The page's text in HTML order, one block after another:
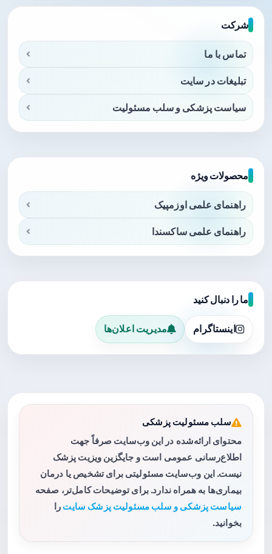
شرکت
تماس با ما
تبلیغات در سایت
سیاست پزشکی و سلب مسئولیت
محصولات ویژه
راهنمای علمی اوزمپیک
راهنمای علمی ساکسندا
ما را دنبال کنید
اینستاگرام مدیریت اعلان‌ها
سلب مسئولیت پزشکی
محتوای ارائه‌شده در این وب‌سایت صرفاً جهت
اطلاع‌رسانی عمومی است و جایگزین ویزیت پزشک
نیست. این وب‌سایت مسئولیتی برای تشخیص یا درمان
بیماری‌ها به همراه ندارد. برای توضیحات کامل‌تر، صفحه
سیاست پزشکی و سلب مسئولیت پزشک سایت را
بخوانید.